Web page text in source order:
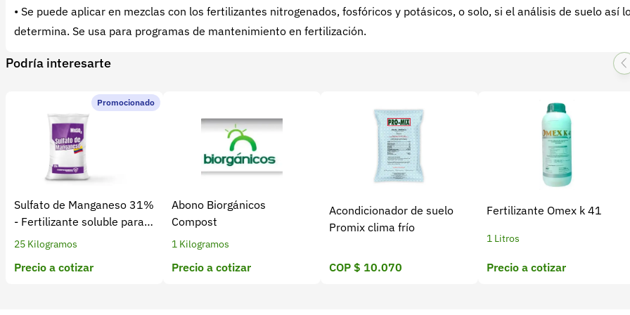
• Se puede aplicar en mezclas con los fertilizantes nitrogenados, fosfóricos y potásicos, o solo, si el análisis de suelo así
determina. Se usa para programas de mantenimiento en fertilización.
Podría interesarte
Promocionado
Sulfato de Manganeso 31%
- Fertilizante soluble para
cultivos
25 Kilogramos
Precio a cotizar
Abono Biorgánicos
Compost
1 Kilogramos
Precio a cotizar
Acondicionador de suelo
Promix clima frío
COP $ 10.070
Fertilizante Omex k 41
1 Litros
Precio a cotizar